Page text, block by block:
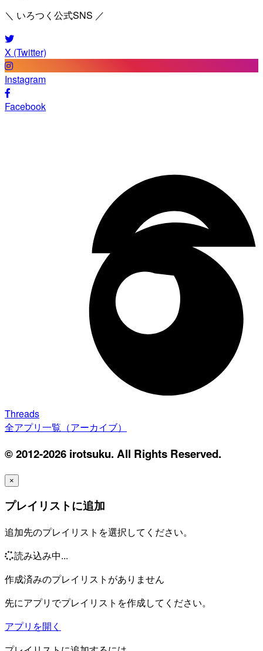
＼ いろつく公式SNS ／
X (Twitter)
Instagram
Facebook
Threads
全アプリ一覧（アーカイブ）
© 2012-2026 irotsuku. All Rights Reserved.
×
プレイリストに追加
追加先のプレイリストを選択してください。
読み込み中...
作成済みのプレイリストがありません
先にアプリでプレイリストを作成してください。
アプリを開く